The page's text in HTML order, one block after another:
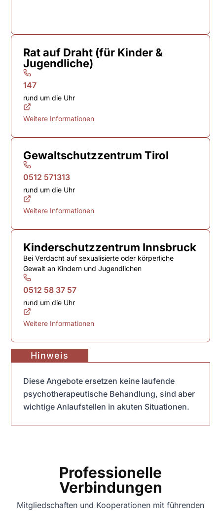
Rat auf Draht (für Kinder &
Jugendliche)
147
rund um die Uhr
Weitere Informationen
Gewaltschutzzentrum Tirol
0512 571313
rund um die Uhr
Weitere Informationen
Kinderschutzzentrum Innsbruck
Bei Verdacht auf sexualisierte oder körperliche
Gewalt an Kindern und Jugendlichen
0512 58 37 57
rund um die Uhr
Weitere Informationen
Hinweis
Diese Angebote ersetzen keine laufende
psychotherapeutische Behandlung, sind aber
wichtige Anlaufstellen in akuten Situationen.
Professionelle
Verbindungen
Mitgliedschaften und Kooperationen mit führenden